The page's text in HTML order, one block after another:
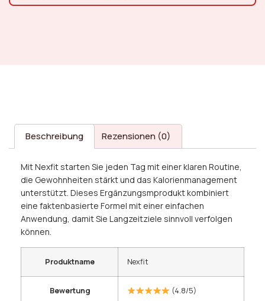
Beschreibung Rezensionen (0)
Mit Nexfit starten Sie jeden Tag mit einer klaren Routine,
die Gewohnheiten stärkt und das Kalorienmanagement
unterstützt. Dieses Ergänzungsmprodukt kombiniert
eine faktenbasierte Formel mit einer einfachen
Anwendung, damit Sie Langzeitziele sinnvoll verfolgen
können.
Produktname Nexfit
Bewertung (4.8/5)